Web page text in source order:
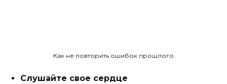
Как не повторить ошибок прошлого
Слушайте свое сердце